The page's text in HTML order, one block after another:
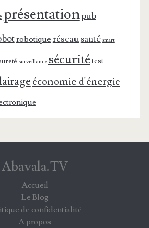
présentationpub
robotique réseausanté smart
surveillance sécuritétest
économie d'énergie
Abavala.TV
Accueil
Le Blog
de confidentialité
A propos